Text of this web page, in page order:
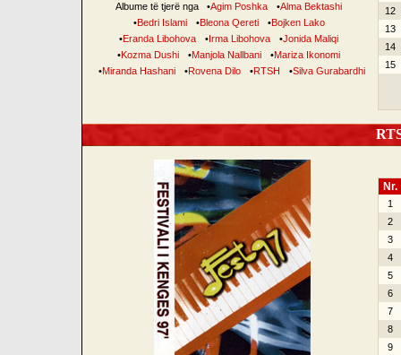
Albume të tjerë nga •Agim Poshka •Alma Bektashi
•Bedri Islami •Bleona Qereti •Bojken Lako
•Eranda Libohova •Irma Libohova •Jonida Maliqi
•Kozma Dushi •Manjola Nallbani •Mariza Ikonomi
•Miranda Hashani •Rovena Dilo •RTSH •Silva Gurabardhi
12
13
14
15
Nr.
1
2
3
4
5
6
7
8
9